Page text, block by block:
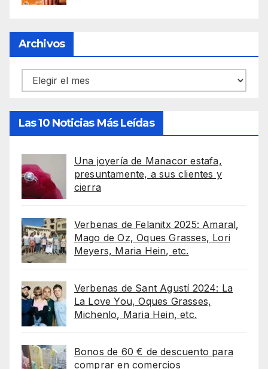
Archivos
Archivos
Las 10 Noticias Más Leídas
Una joyería de Manacor estafa,
presuntamente, a sus clientes y
cierra
Verbenas de Felanitx 2025: Amaral,
Mago de Oz, Oques Grasses, Lori
Meyers, Maria Hein, etc.
Verbenas de Sant Agustí 2024: La
La Love You, Oques Grasses,
Michenlo, Maria Hein, etc.
Bonos de 60 € de descuento para
comprar en comercios